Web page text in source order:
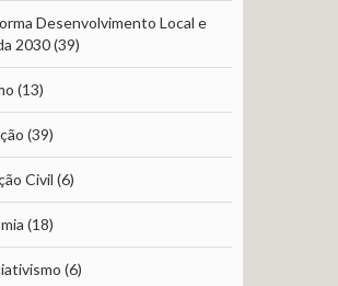
Desenvolvimento Local e
2030(39)
(13)
(39)
Civil (6)
(18)
(6)